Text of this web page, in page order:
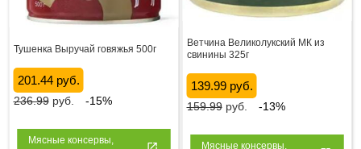
Тушенка Выручай говяжья 500г
201.44 руб.
236.99руб. -15%
Мясные консервы,
Ветчина Великолукский МК из
свинины 325г
139.99 руб.
159.99руб. -13%
Мясные консервы,